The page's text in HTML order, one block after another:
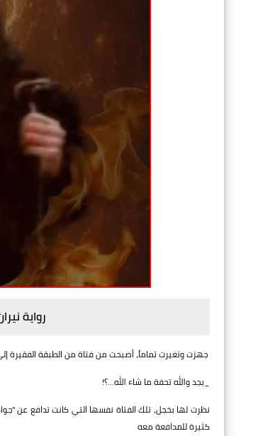
رواية
جهزت وتغيرت تماماً، أصبحت من فتاة من الطبقة الفقيرة
_بجد والله تحفة ما شاء الله...؟!
نظرت لها بخجل، تلك الفتاة نفسها التي كانت تدافع عن
كثيرة للمدافعة معه